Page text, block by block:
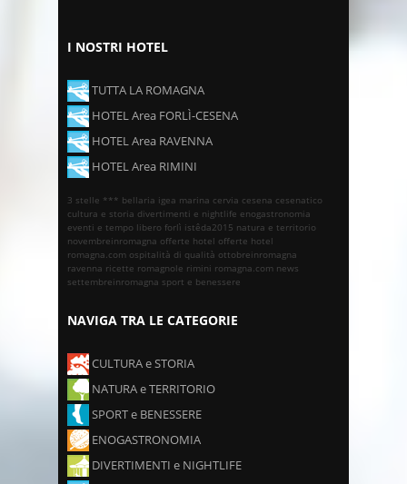
I NOSTRI HOTEL
TUTTA LA ROMAGNA
HOTEL Area FORLÌ-CESENA
HOTEL Area RAVENNA
HOTEL Area RIMINI
3 stelle *** bellaria igea marina cervia cesena cesenatico
cultura e storia divertimenti e nightlife enogastronomia
eventi e tempo libero forlì istêda2015 natura e territorio
novembreinromagna offerte hotel offerte hotel
romagna.com ospitalità di qualità ottobreinromagna
ravenna ricette romagnole rimini romagna.com news
settembreinromagna sport e benessere
NAVIGA TRA LE CATEGORIE
CULTURA e STORIA
NATURA e TERRITORIO
SPORT e BENESSERE
ENOGASTRONOMIA
DIVERTIMENTI e NIGHTLIFE